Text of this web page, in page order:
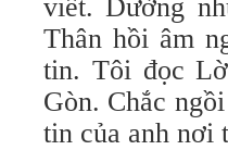
viết. Dường
Thân hồi âm
tin. Tôi đọc
Gòn. Chắc
tin của anh nơi